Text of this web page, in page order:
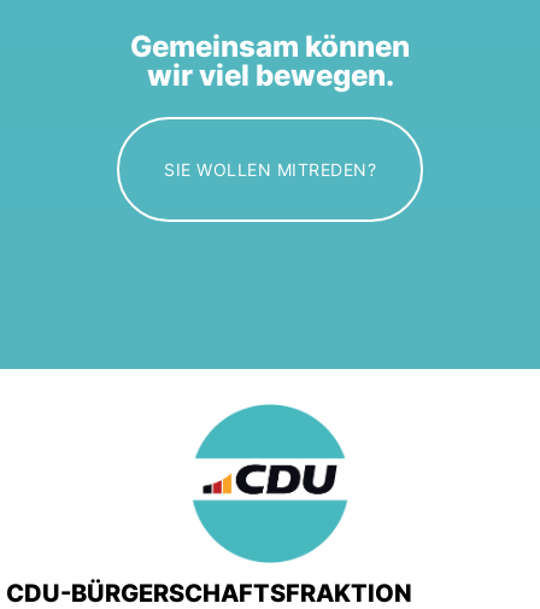
Gemeinsam können
wir viel bewegen.
SIE WOLLEN MITREDEN?
CDU-BÜRGERSCHAFTSFRAKTION